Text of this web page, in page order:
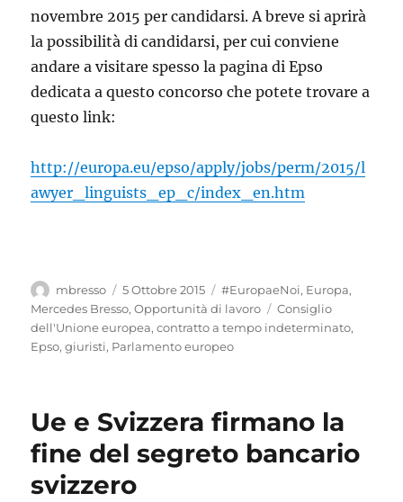
novembre 2015 per candidarsi. A breve si aprirà
la possibilità di candidarsi, per cui conviene
andare a visitare spesso la pagina di Epso
dedicata a questo concorso che potete trovare a
questo link:
http://europa.eu/epso/apply/jobs/perm/2015/l
awyer_linguists_ep_c/index_en.htm
Autore
mbresso
Pubblicato
il
5 Ottobre 2015 Categorie
#EuropaeNoi, Europa,
Mercedes Bresso,Opportunità di lavoro Tag
Consiglio
dell'Unione europea,contratto a tempo indeterminato,
Epso,giuristi, Parlamento europeo
Ue e Svizzera firmano la
fine del segreto bancario
svizzero